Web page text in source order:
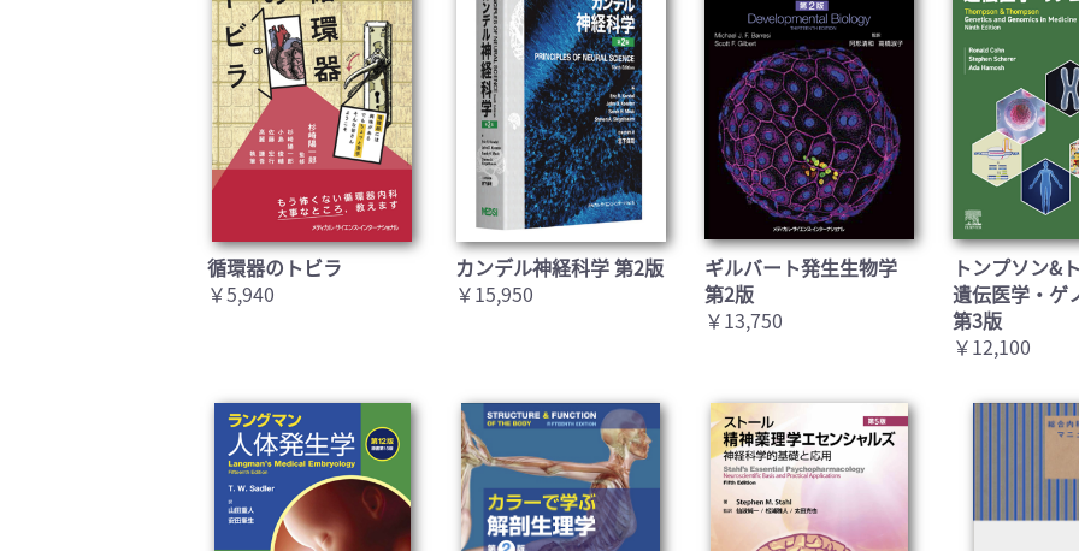
循環器のトビラ
￥5,940
カンデル神経科学 第2版
￥15,950
ギルバート発生生物学
第2版
￥13,750
トンプソン&
遺伝医学・ゲ
第3版
￥12,100